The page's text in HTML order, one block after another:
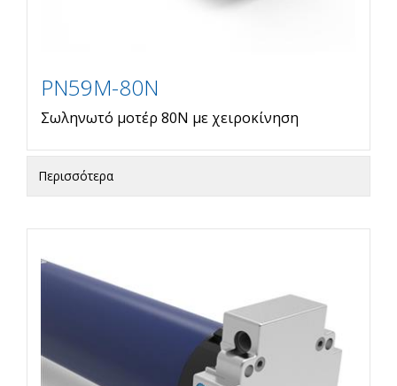
PN59M-80N
Σωληνωτό μοτέρ 80Ν με χειροκίνηση
Περισσότερα